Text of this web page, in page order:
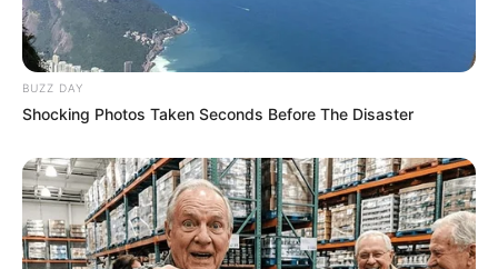
BUZZ DAY
Shocking Photos Taken Seconds Before The Disaster